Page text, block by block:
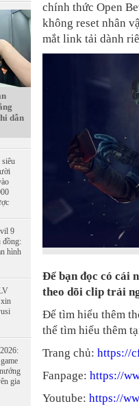
dẫn
siêu
9
đồng:
hình
gia
e
n
t
i
chính thức Open
không reset nhân
mắt link tải dành
Để bạn đọc có cái
theo dõi clip trải
Để tìm hiểu thêm
thể tìm hiểu thêm
Trang chủ: https://
Fanpage: https://
Youtube: https://